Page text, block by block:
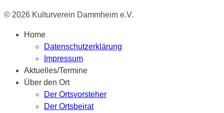
© 2026 Kulturverein Dammheim e.V.
Home
Datenschutzerklärung
Impressum
Aktuelles/Termine
Über den Ort
Der Ortsvorsteher
Der Ortsbeirat